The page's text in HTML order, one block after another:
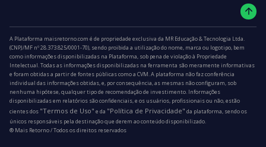
A Plataforma maisretorno.com é de propriedade exclusiva da MR Educação & Tecnologia Ltda.
(CNPJ/MF nº 28.373.825/0001-70), sendo proibida a utilização do nome, marca ou logotipo, bem
como informações disponibilizadas na Plataforma, sob pena de violação à Propriedade
Intelectual. Todas as informações disponibilizadas na ferramenta são meramente informativas
e foram obtidas a partir de fontes públicas como a CVM. A plataforma não faz conferência
individual das informações obtidas, e, por consequência, as mesmas não configuram, sob
nenhuma hipótese, qualquer tipo de recomendação de investimento. Informações
disponibilizadas em relatórios são confidenciais, e os usuários, profissionais ou não, estão
cientes dos "Termos de Uso" e da "Política de Privacidade" da plataforma, sendo os
únicos responsáveis pela destinação que derem ao conteúdo disponibilizado.
®️ Mais Retorno / Todos os direitos reservados